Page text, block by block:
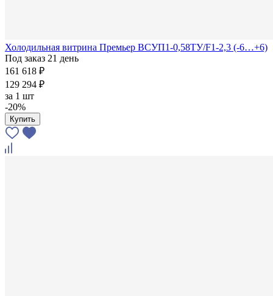
Холодильная витрина Премьер ВСУП1-0,58ТУ/F1-2,3 (-6…+6)
Под заказ 21 день
161 618 ₽
129 294 ₽
за 1 шт
-20%
Купить